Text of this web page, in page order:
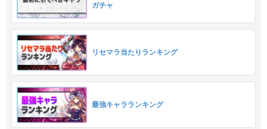
ガチャ
リセマラ当たりランキング
最強キャラランキング